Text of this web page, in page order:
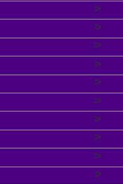
>
>
>
>
>
>
>
>
>
>